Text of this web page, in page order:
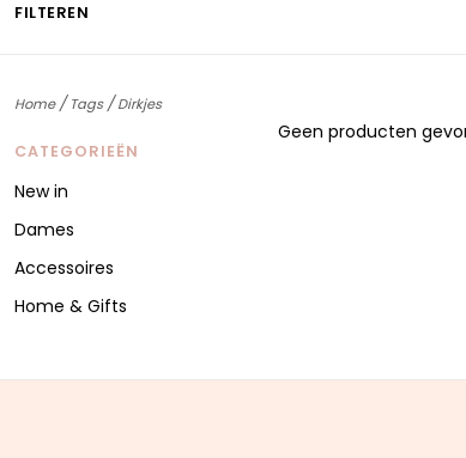
FILTEREN
Home/Tags/Dirkjes
CATEGORIEËN
New in
Dames
Accessoires
Home & Gifts
Geen producten